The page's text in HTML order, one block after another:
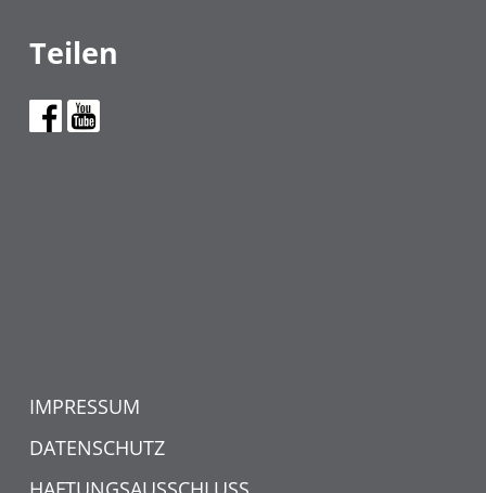
Teilen
IMPRESSUM
DATENSCHUTZ